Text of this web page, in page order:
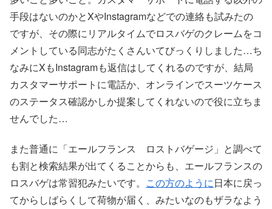
手段はないのかとXやInstagramなどでの連絡も試みたの
ですが、その際にリアルタイムでロスバゲのクレームをコ
メントしている同志がたくさんいてびっくりしました…ち
なみにXもInstagramも返信はしてくれるのですが、結局
カスタマーサポートに電話か、オンラインでスーツケース
のステータス確認かしか提案してくれないので役に立ちま
せんでした…
また普通に「エールフランス ロストバゲージ」と調べて
も割と検索結果が出てくることからも、エールフランスの
ロスバゲは常習犯みたいです。 この方のように日本に戻っ
てからしばらくして荷物が届く、みたいなのもザラなよう